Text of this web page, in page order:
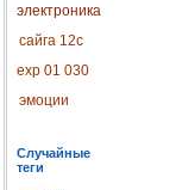
электроника
сайга 12с
exp 01 030
эмоции
Случайные
теги